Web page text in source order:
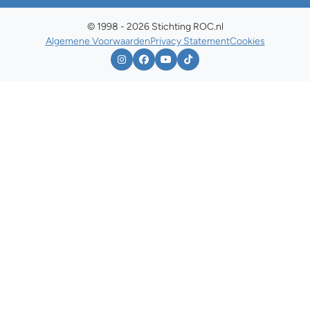
© 1998 - 2026 Stichting ROC.nl
Algemene VoorwaardenPrivacy StatementCookies